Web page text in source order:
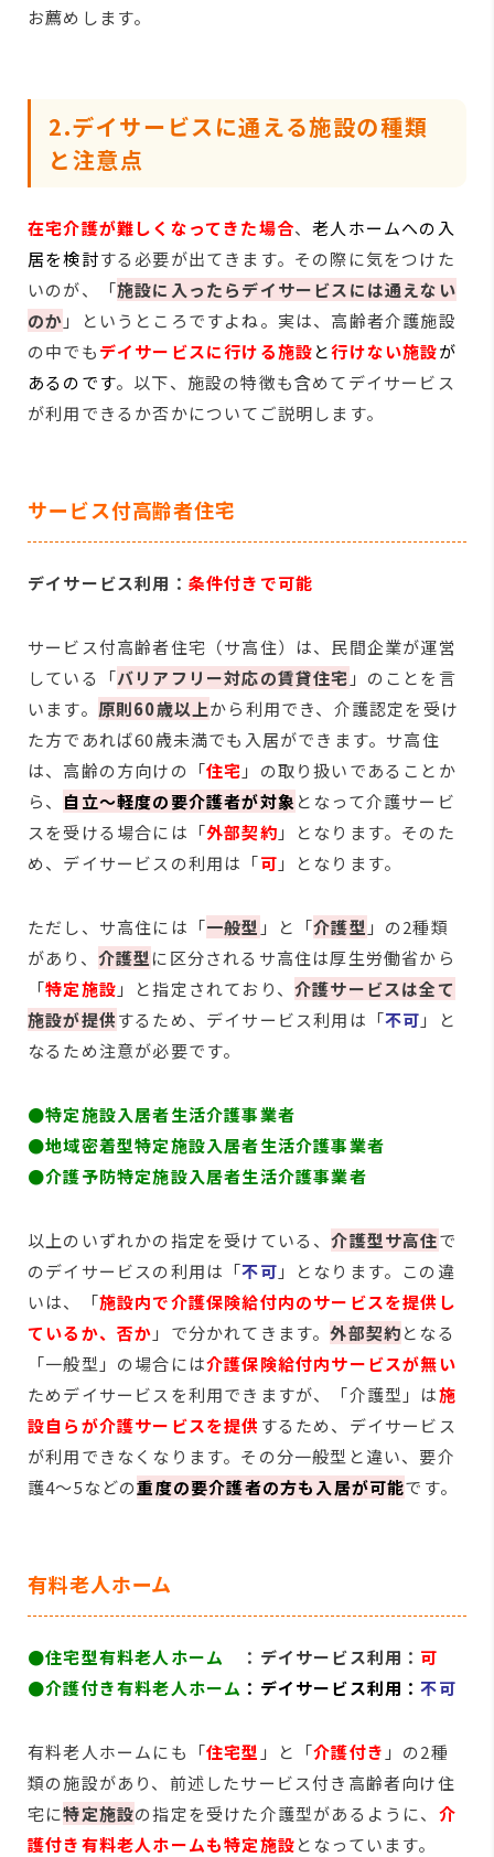
お薦めします。
2.デイサービスに通える施設の種類
と注意点
在宅介護が難しくなってきた場合、老人ホームへの入
居を検討する必要が出てきます。その際に気をつけた
いのが、「施設に入ったらデイサービスには通えない
のか 」というところですよね。実は、高齢者介護施設
の中でもデイサービスに行ける施設と行けない施設が
あるのです。以下、施設の特徴も含めてデイサービス
が利用できるか否かについてご説明します。
サービス付高齢者住宅
デイサービス利用： 条件付きで可能
サービス付高齢者住宅（サ高住）は、民間企業が運営
している「バリアフリー対応の賃貸住宅 」のことを言
います。 原則60歳以上から利用でき、介護認定を受け
た方であれば60歳未満でも入居ができます。サ高住
は、高齢の方向けの「住宅 」の取り扱いであることか
ら、 自立～軽度の要介護者が対象 となって介護サービ
スを受ける場合には「外部契約 」となります。そのた
め、デイサービスの利用は「可 」となります。
ただし、サ高住には「一般型 」と「介護型 」の2種類
があり、 介護型 に区分されるサ高住は厚生労働省から
「特定施設 」と指定されており、介護サービスは全て
施設が提供するため、デイサービス利用は「不可 」と
なるため注意が必要です。
●特定施設入居者生活介護事業者
●地域密着型特定施設入居者生活介護事業者
●介護予防特定施設入居者生活介護事業者
以上のいずれかの指定を受けている、介護型サ高住で
のデイサービスの利用は「不可 」となります。この違
いは、「施設内で介護保険給付内のサービスを提供し
ているか、否か 」で分かれてきます。外部契約となる
「一般型」の場合には介護保険給付内サービスが無い
ためデイサービスを利用できますが、「介護型」は施
設自らが介護サービスを提供 するため、デイサービス
が利用できなくなります。その分一般型と違い、要介
護4～5などの重度の要介護者の方も入居が可能です。
有料老人ホーム
●住宅型有料老人ホーム ：デイサービス利用： 可
●介護付き有料老人ホーム ：デイサービス利用：不可
有料老人ホームにも「住宅型 」と「介護付き 」の2種
類の施設があり、前述したサービス付き高齢者向け住
宅に特定施設の指定を受けた介護型があるように、 介
護付き有料老人ホームも特定施設となっています。